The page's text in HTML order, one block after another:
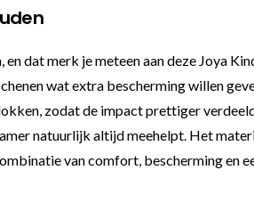
dat merk je meteen aan deze Joya
wat extra bescherming willen
zodat de impact prettiger
natuurlijk altijd meehelpt. Het
van comfort, bescherming en